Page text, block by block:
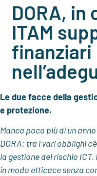
DORA, in
ITAM
finanziari
Le due facce della
e protezione.
Manca poco più di un
DORA: tra i vari obblighi
la gestione del rischio
in modo efficace senza